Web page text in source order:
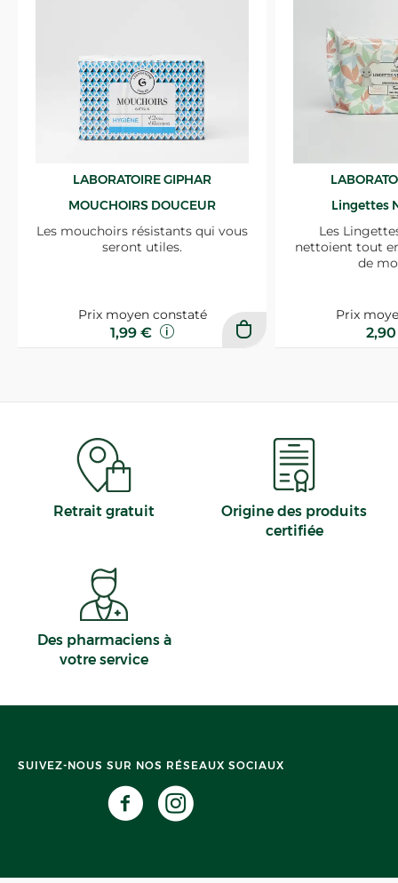
LABORATOIRE GIPHAR
MOUCHOIRS DOUCEUR
Les mouchoirs résistants qui vous
seront utiles.
Prix moyen constaté
1,99 €
Lingettes
Les
nettoient tout
de
Prix
Retrait gratuit
Origine des produits
certifiée
Des pharmaciens à
votre service
SUIVEZ-NOUS SUR NOS RÉSEAUX SOCIAUX